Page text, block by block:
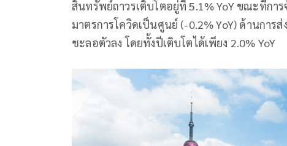
สินทรัพย์ถาวรเติบโตอยู่ที่ 5.1% YoY ขณะที่ก
มาตรการโควิดเป็นศูนย์ (-0.2% YoY) ด้านกา
ชะลอตัวลง โดยทั้งปีเติบโตได้เพียง 2.0% YoY